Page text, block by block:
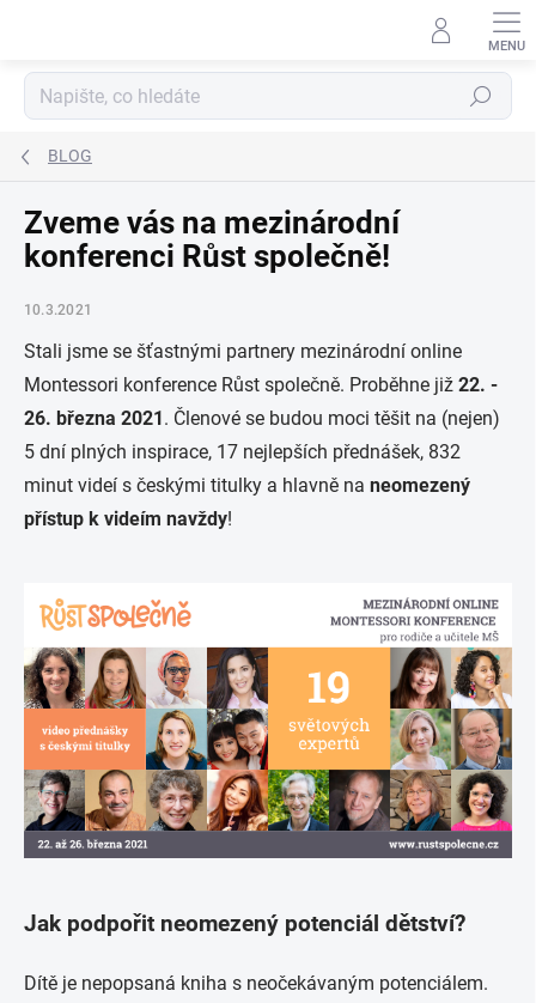
Hledat
BLOG
Zveme vás na mezinárodní
konferenci Růst společně!
10.3.2021
Stali jsme se šťastnými partnery mezinárodní online
Montessori konference Růst společně. Proběhne již 22. -
26. března 2021. Členové se budou moci těšit na (nejen)
5 dní plných inspirace, 17 nejlepších přednášek, 832
minut videí s českými titulky a hlavně na neomezený
přístup k videím navždy!
Jak podpořit neomezený potenciál dětství?
Dítě je nepopsaná kniha s neočekávaným potenciálem.